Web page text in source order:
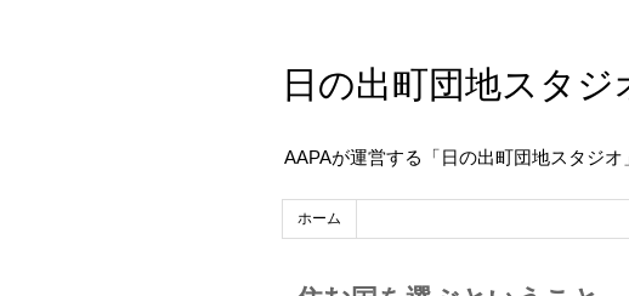
日の出町団地スタジ
AAPAが運営する「日の出町団地スタジオ
ホーム